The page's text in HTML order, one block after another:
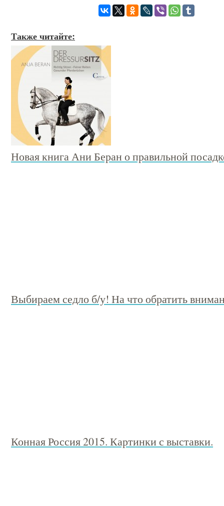
Также читайте:
Новая книга Ани Беран о правильной
Выбираем седло б/у! На что обратить
Конная Россия 2015. Картинки с выставки.